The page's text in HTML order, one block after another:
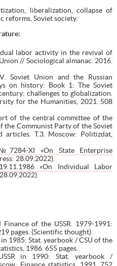
liberalization, collapse of
reforms, Soviet society.
labor activity in the revival of
// Sociological almanac. 2016.
Soviet Union and the Russian
on history: Book 1: The Soviet
challenges to globalization.
for the Humanities, 2021. 508
of the central committee of the
the Communist Party of the Soviet
articles. T.3. Moscow: Politizdat,
XI «On State Enterprise
28.09.2022).
«On Individual Labor
Finance of the USSR. 1979-1991:
pages. (Scientific thought).
1985: Stat. yearbook / CSU of the
1986. 655 pages.
in 1990: Stat. yearbook /
Finance statistics, 1991. 752